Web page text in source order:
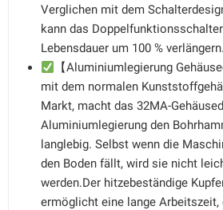
Verglichen mit dem
kann das
Lebensdauer um 100 % verlängern.
【Aluminiumlegierung
mit dem normalen
Markt, macht das 32MA-
Aluminiumlegierung den
langlebig. Selbst wenn die
den Boden fällt, wird sie nicht
werden.Der hitzebeständige
ermöglicht eine lange